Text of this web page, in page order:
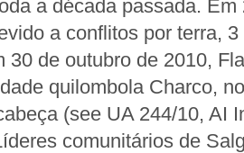
a década passada.
a conflitos por terra,
de outubro de 2010,
quilombola Charco,
(see UA 244/10, AI
comunitários de